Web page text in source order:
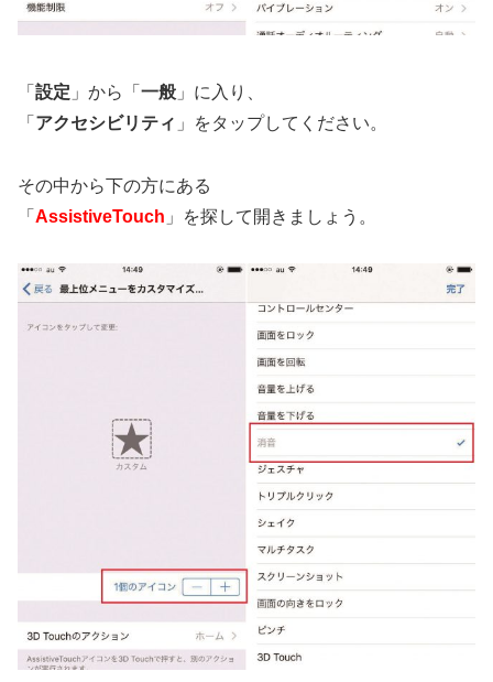
「 設定 」から「 一般 」に入り、
「 アクセシビリティ 」をタップしてください。
その中から下の方にある
「 AssistiveTouch 」を探して開きましょう。